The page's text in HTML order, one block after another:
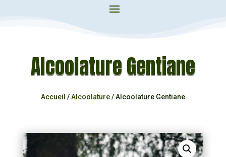
Alcoolature Gentiane
Accueil /Alcoolature/ Alcoolature Gentiane